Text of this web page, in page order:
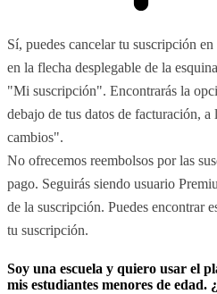
Sí, puedes cancelar tu suscripción
en la flecha desplegable de la
"Mi suscripción". Encontrarás la
debajo de tus datos de facturación,
cambios".
No ofrecemos reembolsos por las
pago. Seguirás siendo usuario
de la suscripción. Puedes encontrar
tu suscripción.
Soy una escuela y quiero usar el
mis estudiantes menores de edad.